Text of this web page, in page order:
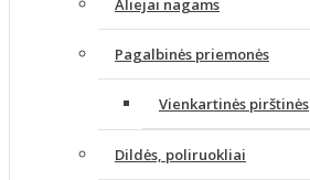
Aliejai nagams
Pagalbinės priemonės
Vienkartinės pirštinės
Dildės, poliruokliai